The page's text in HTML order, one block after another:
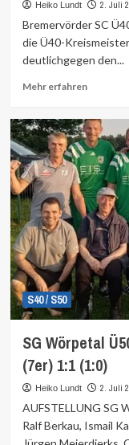
Heiko Lundt 2. Juli
Bremervörder SC
die Ü40-
deutlichgegen den...
Mehr erfahrenMehr
S40 / S50
SG Wörpetal
(7er) 1:1 (1:0)
Heiko Lundt 2. Juli
AUFSTELLUNG SG
Ralf Berkau, Ismail